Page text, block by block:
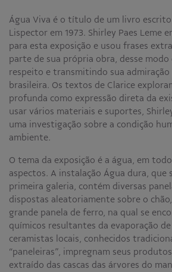
Água Viva é o título de um livro
Lispector em 1973. Shirley Paes Leme
para esta exposição e usou frases
parte de sua própria obra, desse
respeito e transmitindo sua
brasileira. Os textos de Clarice
profunda como expressão direta da
usar vários materiais e suportes,
uma investigação sobre a condição
ambiente.
O tema da exposição é a água, em
aspectos. A instalação Água dura, que
primeira galeria, contém diversas
dispostas aleatoriamente sobre o
grande panela de ferro, na qual se
químicos resultantes da evaporação
ceramistas locais, conhecidos
“paneleiras”, impregnam seus
extraído das cascas das árvores do